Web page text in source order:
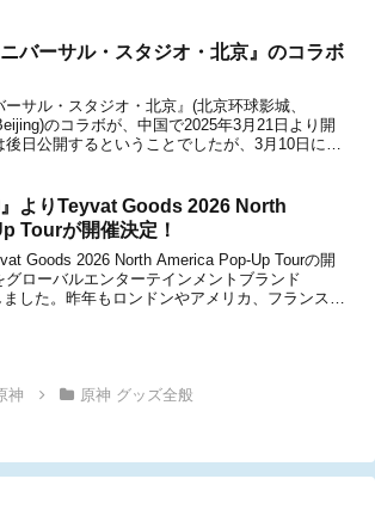
ニバーサル・スタジオ・北京』のコラボ
ーサル・スタジオ・北京』(北京环球影城、
のコラボが、中国で2025年3月21日より開
日公開するということでしたが、3月10日に一
』よりTeyvat Goods 2026 North
Tourが開催決定！
Goods 2026 North America Pop-Up Tourの開
ローバルエンターテインメントブランド
した。昨年もロンドンやアメリカ、フランスな
神 原神 グッズ全般